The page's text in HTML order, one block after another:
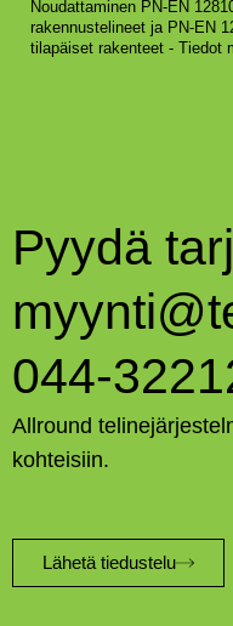
Noudattaminen PN-EN
rakennustelineet ja PN-EN
tilapäiset rakenteet - Tiedot
Pyydä
044-
Allround
kohteisiin.
Lähetä tiedustelu